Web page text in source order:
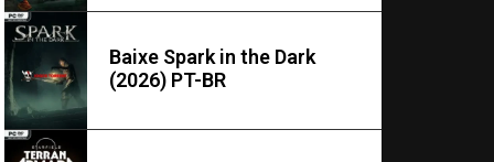
Baixe Spark in the Dark
(2026) PT-BR